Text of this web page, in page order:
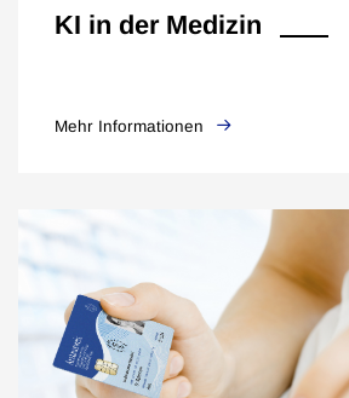
KI in der Medizin
Mehr Informationen